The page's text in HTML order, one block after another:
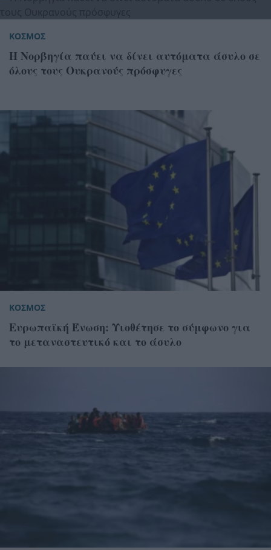
ΚΟΣΜΟΣ
Η Νορβηγία παύει να δίνει αυτόματα άσυλο σε
όλους τους Ουκρανούς πρόσφυγες
ΚΟΣΜΟΣ
Ευρωπαϊκή Ένωση: Υιοθέτησε το σύμφωνο για
το μεταναστευτικό και το άσυλο